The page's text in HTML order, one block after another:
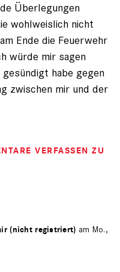
Überlegungen
wohlweislich nicht
Ende die Feuerwehr
würde mir sagen
habe gegen
zwischen mir und der
VERFASSEN ZU
(nicht registriert) am Mo.,